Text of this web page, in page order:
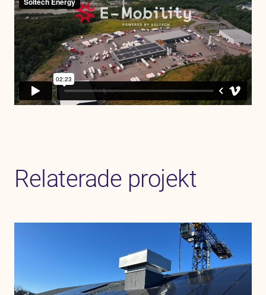
Relaterade projekt